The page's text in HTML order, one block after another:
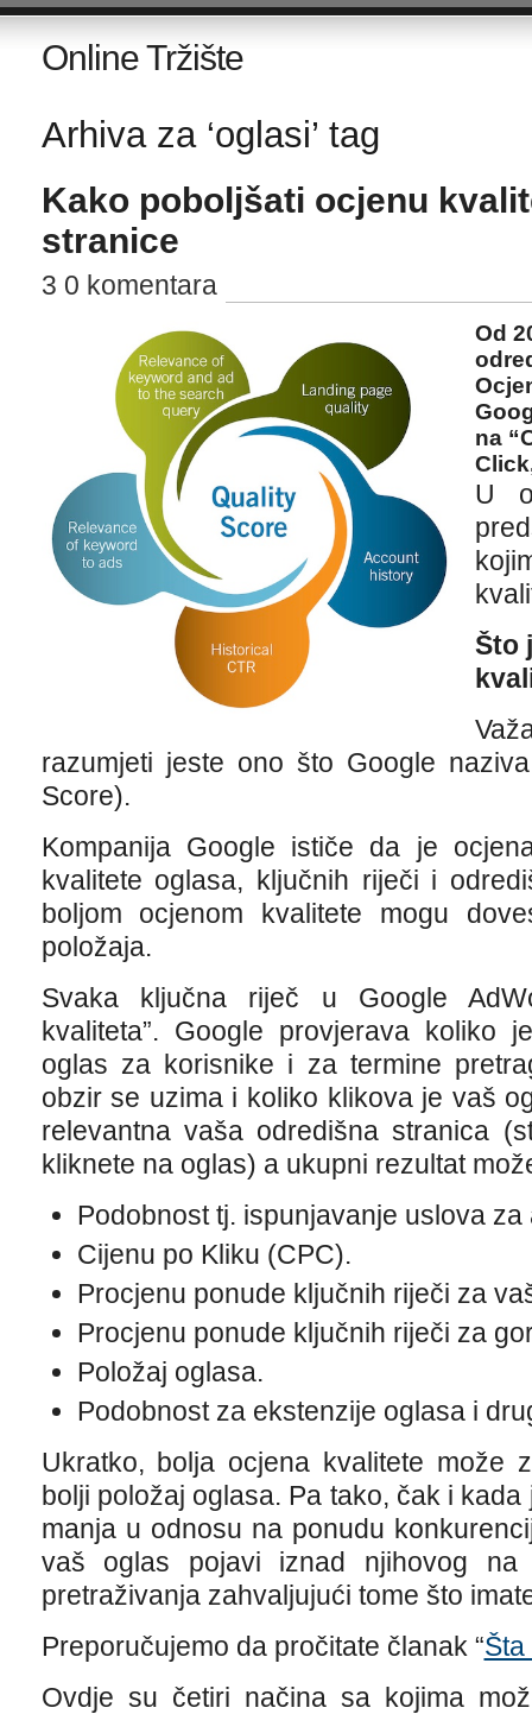
Online Tržište
Arhiva za ‘oglasi’ tag
Kako poboljšati ocjenu
stranice
3 0 komentara
Od
na
U
Što
razumjeti jeste ono što Google
Score).
Kompanija Google ističe da je
kvalitete oglasa, ključnih riječi i
boljom ocjenom kvalitete mogu
položaja.
Svaka ključna riječ u Google
kvaliteta”. Google provjerava koliko
oglas za korisnike i za termine
obzir se uzima i koliko klikova je vaš
relevantna vaša odredišna stranica
kliknete na oglas) a ukupni rezultat
Podobnost tj. ispunjavanje uslova
Cijenu po Kliku (CPC).
Procjenu ponude ključnih riječi za
Procjenu ponude ključnih riječi za
Položaj oglasa.
Podobnost za ekstenzije oglasa i
Ukratko, bolja ocjena kvalitete može
bolji položaj oglasa. Pa tako, čak i
manja u odnosu na ponudu
vaš oglas pojavi iznad njihovog na
pretraživanja zahvaljujući tome što
Preporučujemo da pročitate članak “
Ovdje su četiri načina sa kojima